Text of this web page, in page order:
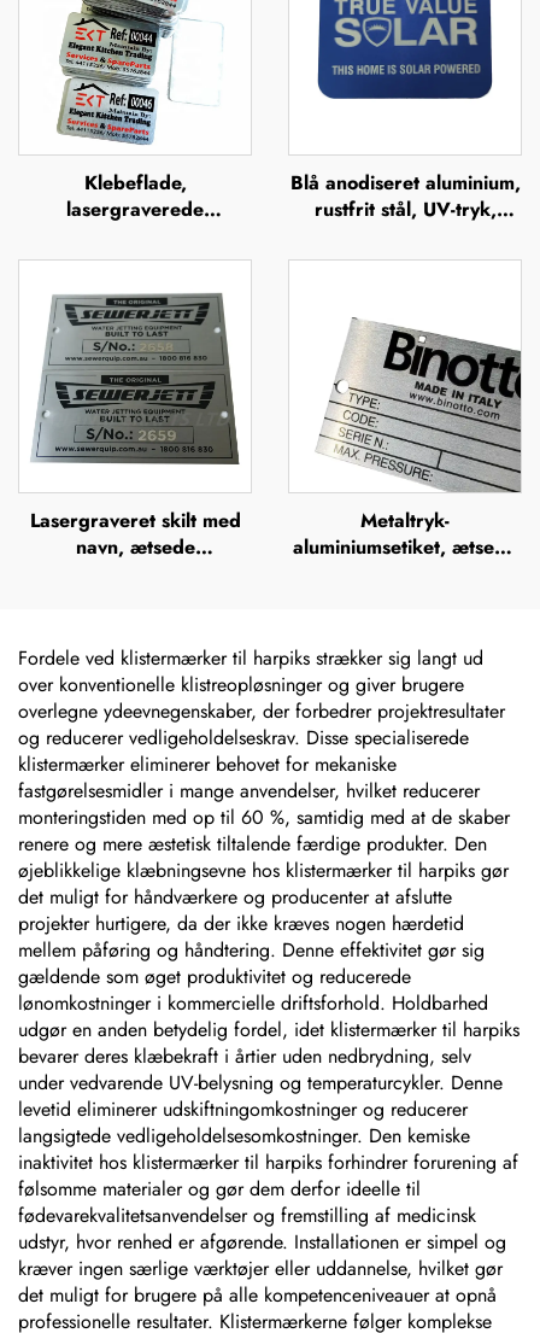
Klebeflade,
lasergraverede
mærkelabels
Blå anodiseret aluminium,
rustfrit stål, UV-tryk,
metalbrandnavn, forhøjet
Lasergraveret skilt med
navn, ætsede
Metaltryk-
aluminiumsetiket, ætsede
aluminiums-
maskinnavneskilte
Fordele ved klistermærker til harpiks strækker sig langt ud
over konventionelle klistreopløsninger og giver brugere
overlegne ydeevnegenskaber, der forbedrer projektresultater
og reducerer vedligeholdelseskrav. Disse specialiserede
klistermærker eliminerer behovet for mekaniske
fastgørelsesmidler i mange anvendelser, hvilket reducerer
monteringstiden med op til 60 %, samtidig med at de skaber
renere og mere æstetisk tiltalende færdige produkter. Den
øjeblikkelige klæbningsevne hos klistermærker til harpiks gør
det muligt for håndværkere og producenter at afslutte
projekter hurtigere, da der ikke kræves nogen hærdetid
mellem påføring og håndtering. Denne effektivitet gør sig
gældende som øget produktivitet og reducerede
lønomkostninger i kommercielle driftsforhold. Holdbarhed
udgør en anden betydelig fordel, idet klistermærker til harpiks
bevarer deres klæbekraft i årtier uden nedbrydning, selv
under vedvarende UV-belysning og temperaturcykler. Denne
levetid eliminerer udskiftningomkostninger og reducerer
langsigtede vedligeholdelsesomkostninger. Den kemiske
inaktivitet hos klistermærker til harpiks forhindrer forurening af
følsomme materialer og gør dem derfor ideelle til
fødevarekvalitetsanvendelser og fremstilling af medicinsk
udstyr, hvor renhed er afgørende. Installationen er simpel og
kræver ingen særlige værktøjer eller uddannelse, hvilket gør
det muligt for brugere på alle kompetenceniveauer at opnå
professionelle resultater. Klistermærkerne følger komplekse